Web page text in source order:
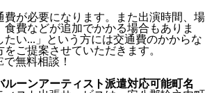
費が必要になります。また出演時間、場
食費などが追加でかかる場合もありま
い...」という方には交通費のかからな
ご提案させていただきます。
無料相談！
ーンアーティスト派遣対応可能町名